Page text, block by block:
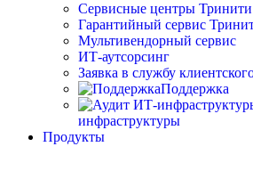
Сервисные центры Тринити
Гарантийный сервис
Мультивендорный сервис
ИТ-аутсорсинг
Заявка в службу
Поддержка
инфраструктуры
Продукты